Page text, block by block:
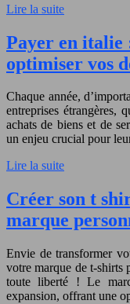
Lire la suite
Payer en italie
optimiser vos
Chaque année,
entreprises étrangères,
achats de biens et de
un enjeu crucial pour
Lire la suite
Créer son t
marque
Envie de transformer
votre marque de t-shirts
toute liberté ! Le
expansion, offrant une